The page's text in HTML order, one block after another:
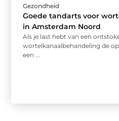
Gezondheid
Goede tandarts voor
in Amsterdam Noord
Als je last hebt van een
wortelkanaalbehandeling de
een ...